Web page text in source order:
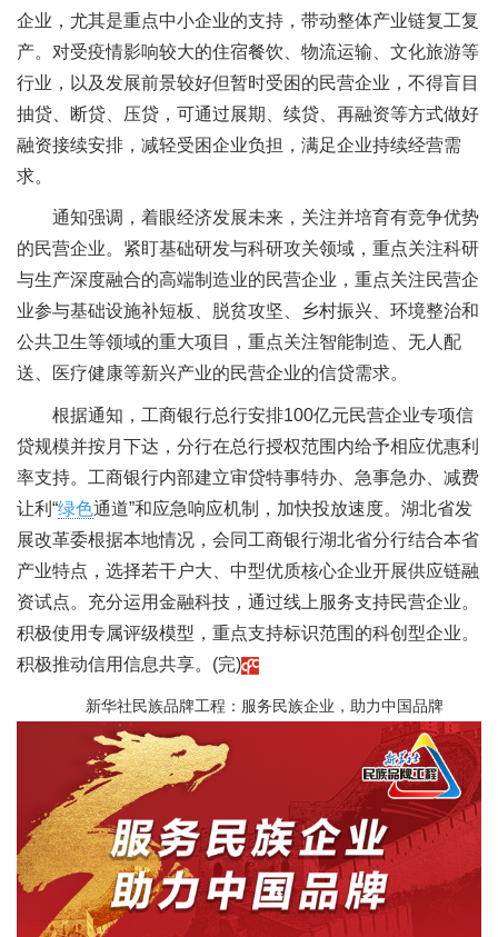
企业，尤其是重点中小企业的支持，带动整体产业链复工复
产。对受疫情影响较大的住宿餐饮、物流运输、文化旅游等
行业，以及发展前景较好但暂时受困的民营企业，不得盲目
抽贷、断贷、压贷，可通过展期、续贷、再融资等方式做好
融资接续安排，减轻受困企业负担，满足企业持续经营需
求。
通知强调，着眼经济发展未来，关注并培育有竞争优势
的民营企业。紧盯基础研发与科研攻关领域，重点关注科研
与生产深度融合的高端制造业的民营企业，重点关注民营企
业参与基础设施补短板、脱贫攻坚、乡村振兴、环境整治和
公共卫生等领域的重大项目，重点关注智能制造、无人配
送、医疗健康等新兴产业的民营企业的信贷需求。
根据通知，工商银行总行安排100亿元民营企业专项信
贷规模并按月下达，分行在总行授权范围内给予相应优惠利
率支持。工商银行内部建立审贷特事特办、急事急办、减费
让利“绿色通道”和应急响应机制，加快投放速度。湖北省发
展改革委根据本地情况，会同工商银行湖北省分行结合本省
产业特点，选择若干户大、中型优质核心企业开展供应链融
资试点。充分运用金融科技，通过线上服务支持民营企业。
积极使用专属评级模型，重点支持标识范围的科创型企业。
积极推动信用信息共享。(完)
新华社民族品牌工程：服务民族企业，助力中国品牌